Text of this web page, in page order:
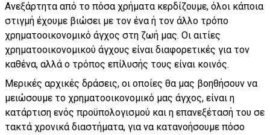
Ανεξάρτητα από το πόσα χρήματα κερδίζουμε, όλοι κάποια
στιγμή έχουμε βιώσει με τον ένα ή τον άλλο τρόπο
χρηματοοικονομικό άγχος στη ζωή μας. Οι αιτίες
χρηματοοικονομικού άγχους είναι διαφορετικές για τον
καθένα, αλλά ο τρόπος επίλυσής τους είναι κοινός.
Μερικές αρχικές δράσεις, οι οποίες θα μας βοηθήσουν να
μειώσουμε το χρηματοοικονομικό μας άγχος, είναι η
κατάρτιση ενός προϋπολογισμού και η επανεξέτασή του σε
τακτά χρονικά διαστήματα, για να κατανοήσουμε πόσο